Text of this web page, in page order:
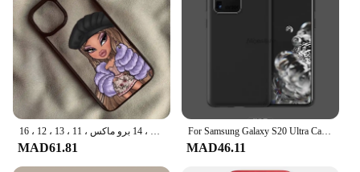
جميل دمية براتز حالة الهاتف لفون ، غطاء صلب للصدمات ، حقيبة واضحة ، فتاة الموضة ، 15 ، 14 برو ماكس ، 11 ، 13 ، 12 ، 16 ، X ، SE20 ، XR ، 7 ، 8 زائد
MAD61.81
For Samsung Galaxy S20 Ultra Case Ultra Thin Matte Phone Case For Samsung Galaxy S20 Plus Cover Samsung S20 FE 5G Phone Funda
MAD46.11